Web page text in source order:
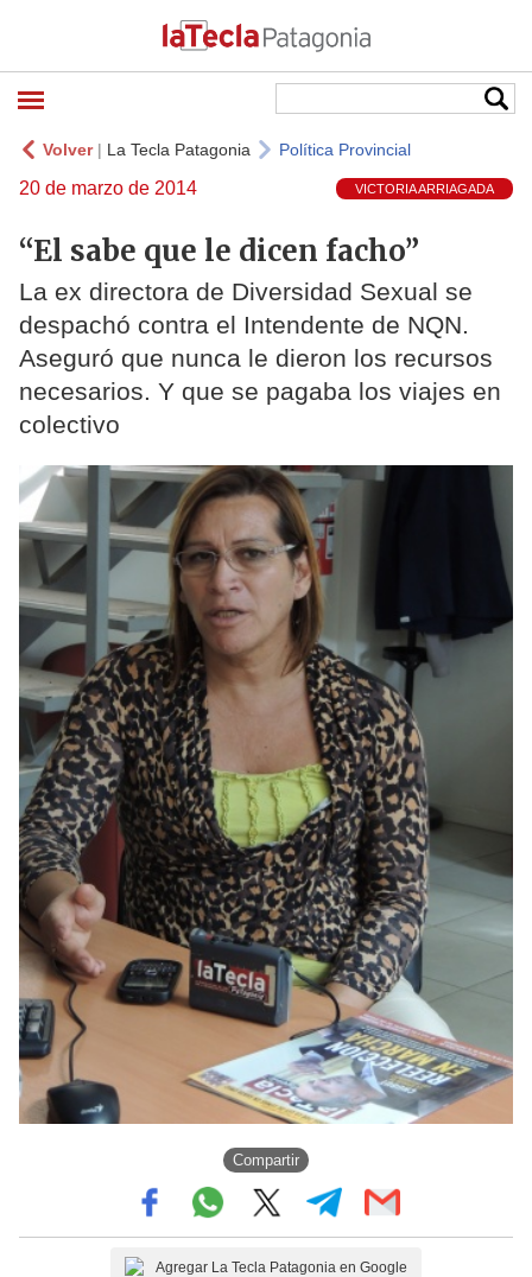
Volver| La Tecla Patagonia Política Provincial
20 de marzo de 2014 VICTORIA ARRIAGADA
“El sabe que le dicen facho”
La ex directora de Diversidad Sexual se
despachó contra el Intendente de NQN.
Aseguró que nunca le dieron los recursos
necesarios. Y que se pagaba los viajes en
colectivo
Compartir
Agregar La Tecla Patagonia en Google